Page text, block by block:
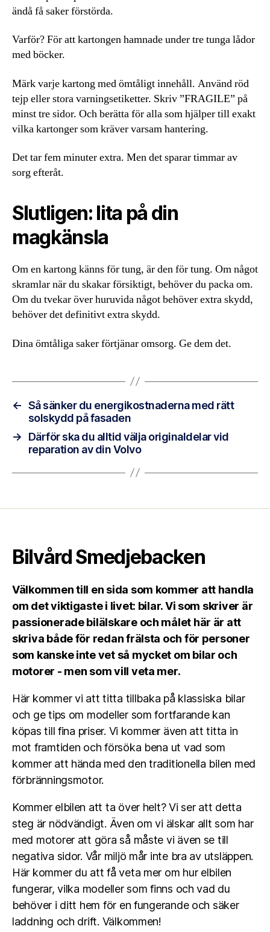
ändå få saker förstörda.
Varför? För att kartongen hamnade under tre tunga lådor
med böcker.
Märk varje kartong med ömtåligt innehåll. Använd röd
tejp eller stora varningsetiketter. Skriv ”FRAGILE” på
minst tre sidor. Och berätta för alla som hjälper till exakt
vilka kartonger som kräver varsam hantering.
Det tar fem minuter extra. Men det sparar timmar av
sorg efteråt.
Slutligen: lita på din
magkänsla
Om en kartong känns för tung, är den för tung. Om något
skramlar när du skakar försiktigt, behöver du packa om.
Om du tvekar över huruvida något behöver extra skydd,
behöver det definitivt extra skydd.
Dina ömtåliga saker förtjänar omsorg. Ge dem det.
← Så sänker du energikostnaderna med rätt
solskydd på fasaden
→
Därför ska du alltid välja originaldelar vid
reparation av din Volvo
Bilvård Smedjebacken
Välkommen till en sida som kommer att handla
om det viktigaste i livet: bilar. Vi som skriver är
passionerade bilälskare och målet här är att
skriva både för redan frälsta och för personer
som kanske inte vet så mycket om bilar och
motorer - men som vill veta mer.
Här kommer vi att titta tillbaka på klassiska bilar
och ge tips om modeller som fortfarande kan
köpas till fina priser. Vi kommer även att titta in
mot framtiden och försöka bena ut vad som
kommer att hända med den traditionella bilen med
förbränningsmotor.
Kommer elbilen att ta över helt? Vi ser att detta
steg är nödvändigt. Även om vi älskar allt som har
med motorer att göra så måste vi även se till
negativa sidor. Vår miljö mår inte bra av utsläppen.
Här kommer du att få veta mer om hur elbilen
fungerar, vilka modeller som finns och vad du
behöver i ditt hem för en fungerande och säker
laddning och drift. Välkommen!